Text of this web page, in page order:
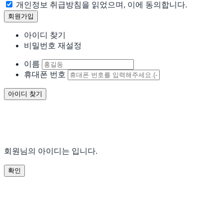
개인정보 취급방침을 읽었으며, 이에 동의합니다.
아이디 찾기
비밀번호 재설정
이름
휴대폰 번호
회원님의 아이디는 입니다.